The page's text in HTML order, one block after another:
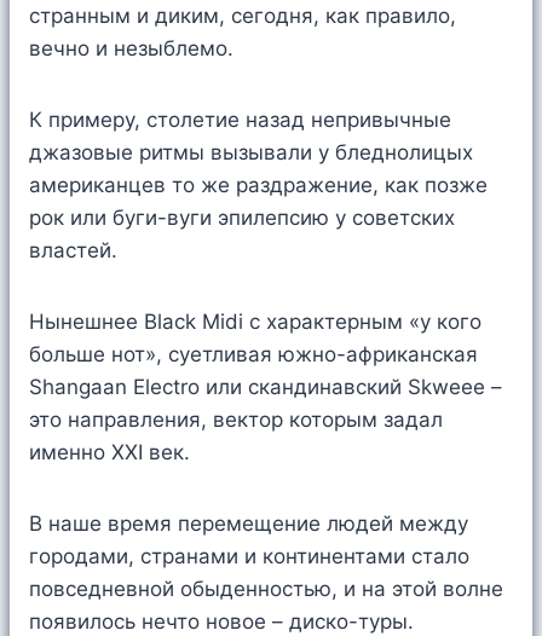
странным и диким, сегодня, как правило,
вечно и незыблемо.
К примеру, столетие назад непривычные
джазовые ритмы вызывали у бледнолицых
американцев то же раздражение, как позже
рок или буги-вуги эпилепсию у советских
властей.
Нынешнее Black Midi с характерным «у кого
больше нот», суетливая южно-африканская
Shangaan Electro или скандинавский Skweee –
это направления, вектор которым задал
именно XXI век.
В наше время перемещение людей между
городами, странами и континентами стало
повседневной обыденностью, и на этой волне
появилось нечто новое – диско-туры.